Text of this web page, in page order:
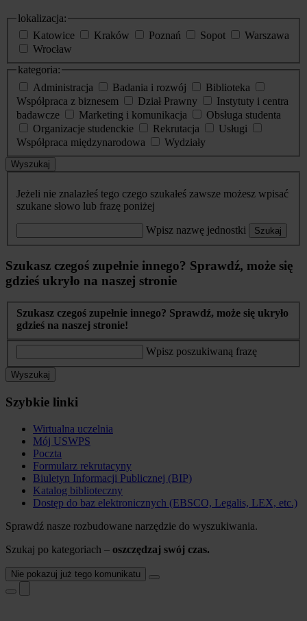
lokalizacja:
Katowice
Kraków Poznań Sopot
Warszawa
Wrocław
kategoria:
Administracja
Badania i rozwój
Biblioteka
Współpraca z biznesem
Dział Prawny
Instytuty i centra
badawcze
Marketing i komunikacja
Obsługa studenta
Organizacje studenckie
Rekrutacja
Usługi
Współpraca międzynarodowa
Wydziały
Wyszukaj
Jeżeli nie znalazłeś tego czego szukałeś zawsze możesz wpisać
szukane słowo lub frazę poniżej
Wpisz nazwę jednostki Szukaj
Szukasz czegoś zupełnie innego? Sprawdź, może się
gdzieś ukryło na naszej stronie
Szukasz czegoś zupełnie innego? Sprawdź, może się ukryło
gdzieś na naszej stronie!
Wpisz poszukiwaną frazę
Wyszukaj
Szybkie linki
Wirtualna uczelnia
Mój USWPS
Poczta
Formularz rekrutacyny
Biuletyn Informacji Publicznej (BIP)
Katalog biblioteczny
Dostęp do baz elektronicznych (EBSCO, Legalis, LEX, etc.)
Sprawdź nasze rozbudowane narzędzie do wyszukiwania.
Szukaj po kategoriach – oszczędzaj swój czas.
Nie pokazuj już tego komunikatu